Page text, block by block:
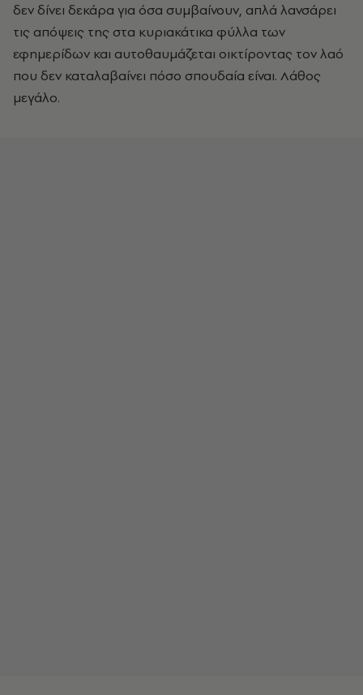
δεν δίνει δεκάρα για όσα συμβαίνουν, απλά λανσάρει
τις απόψεις της στα κυριακάτικα φύλλα των
εφημερίδων και αυτοθαυμάζεται οικτίροντας τον λαό
που δεν καταλαβαίνει πόσο σπουδαία είναι. Λάθος
μεγάλο.